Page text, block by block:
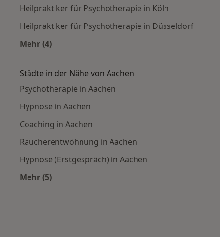
Heilpraktiker für Psychotherapie in Köln
Heilpraktiker für Psychotherapie in Düsseldorf
Mehr (4)
Städte in der Nähe von Aachen
Psychotherapie in Aachen
Hypnose in Aachen
Coaching in Aachen
Raucherentwöhnung in Aachen
Hypnose (Erstgespräch) in Aachen
Mehr (5)